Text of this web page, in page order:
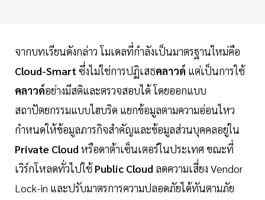
จากบทเรียนดังกล่าว โมเดลที่กำลังเป็นมาตรฐานใหม่คือ
Cloud-Smartซึ่งไม่ใช่การปฏิเสธคลาวด์ แต่เป็นการใช้
คลาวด์อย่างมีสติและตรวจสอบได้ โดยออกแบบ
สถาปัตยกรรมแบบไฮบริด แยกข้อมูลตามความอ่อนไหว
กำหนดให้ข้อมูลภารกิจสำคัญและข้อมูลส่วนบุคคลอยู่ใน
Private Cloud หรือดาต้าเซ็นเตอร์ในประเทศ ขณะที่
เวิร์กโหลดทั่วไปใช้Public Cloud ลดความเสี่ยง Vendor
Lock-in และปรับมาตรการความปลอดภัยได้ทันตามภัย